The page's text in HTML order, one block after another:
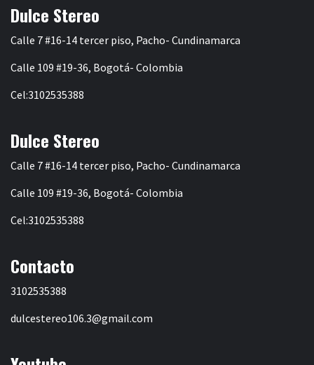
Dulce Stereo
Calle 7 #16-14 tercer piso, Pacho- Cundinamarca
Calle 109 #19-36, Bogotá- Colombia
Cel:3102535388
Dulce Stereo
Calle 7 #16-14 tercer piso, Pacho- Cundinamarca
Calle 109 #19-36, Bogotá- Colombia
Cel:3102535388
Contacto
3102535388
dulcestereo106.3@gmail.com